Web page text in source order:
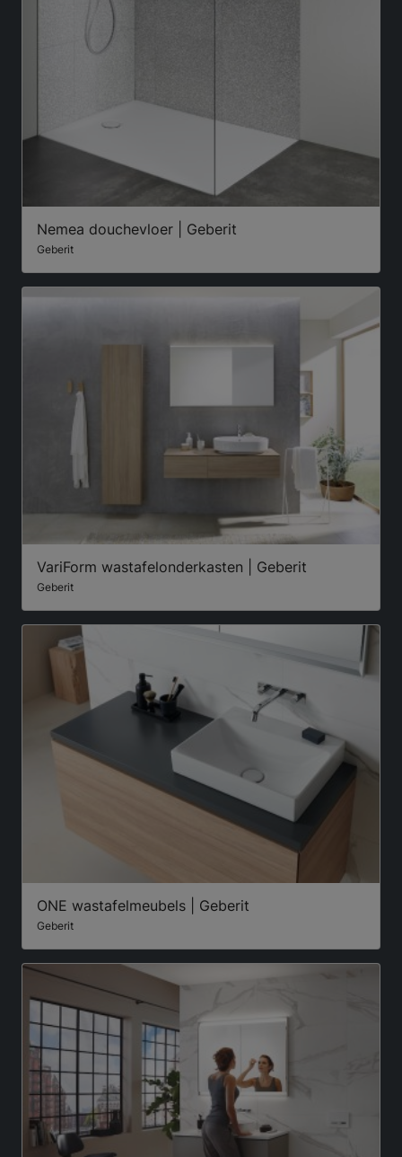
Nemea douchevloer | Geberit
Geberit
VariForm wastafelonderkasten | Geberit
Geberit
ONE wastafelmeubels | Geberit
Geberit